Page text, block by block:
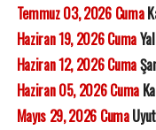
Temmuz 03, 2026 Cuma
Haziran 19, 2026 Cuma
Haziran 12, 2026 Cuma
Haziran 05, 2026 Cuma
Mayıs 29, 2026 Cuma